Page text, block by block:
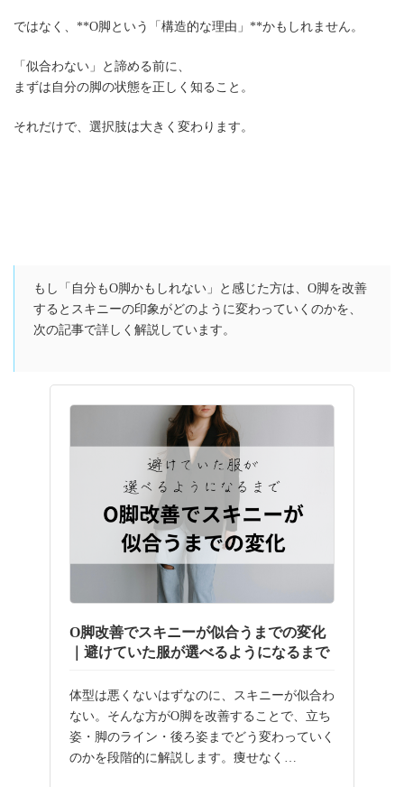
ではなく、**O脚という「構造的な理由」**かもしれません。
「似合わない」と諦める前に、
まずは自分の脚の状態を正しく知ること。
それだけで、選択肢は大きく変わります。
もし「自分もO脚かもしれない」と感じた方は、O脚を改善
するとスキニーの印象がどのように変わっていくのかを、
次の記事で詳しく解説しています。
O脚改善でスキニーが似合うまでの変化
｜避けていた服が選べるようになるまで
体型は悪くないはずなのに、スキニーが似合わ
ない。そんな方がO脚を改善することで、立ち
姿・脚のライン・後ろ姿までどう変わっていく
のかを段階的に解説します。痩せなく…